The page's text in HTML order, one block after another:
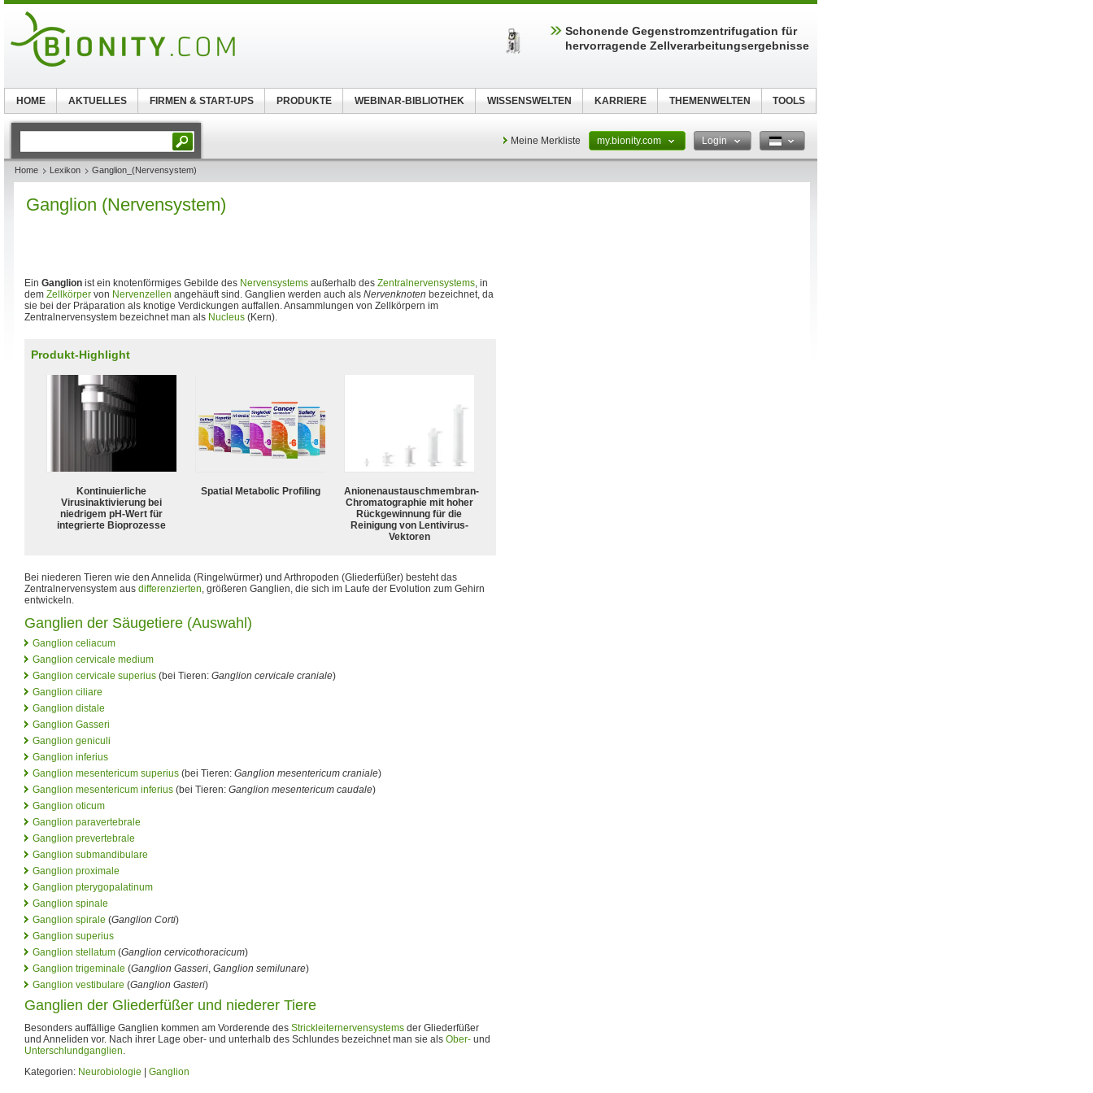
Meine Merkliste my.bionity.com Login
Home Lexikon Ganglion_(Nervensystem)
Ganglion (Nervensystem)
Ein Ganglion ist ein knotenförmiges Gebilde des Nervensystems außerhalb des Zentralnervensystems, in
dem Zellkörper von Nervenzellen angehäuft sind. Ganglien werden auch als Nervenknoten bezeichnet, da
sie bei der Präparation als knotige Verdickungen auffallen. Ansammlungen von Zellkörpern im
Zentralnervensystem bezeichnet man als Nucleus (Kern).
Produkt-Highlight
Kontinuierliche
Virusinaktivierung bei
niedrigem pH-Wert für
integrierte Bioprozesse
Spatial Metabolic Profiling
Anionenaustauschmembran-
Chromatographie mit hoher
Rückgewinnung für die
Reinigung von Lentivirus-
Vektoren
Bei niederen Tieren wie den Annelida (Ringelwürmer) und Arthropoden (Gliederfüßer) besteht das
Zentralnervensystem aus differenzierten, größeren Ganglien, die sich im Laufe der Evolution zum Gehirn
entwickeln.
Ganglien der Säugetiere (Auswahl)
Ganglion celiacum
Ganglion cervicale medium
Ganglion cervicale superius (bei Tieren: Ganglion cervicale craniale)
Ganglion ciliare
Ganglion distale
Ganglion Gasseri
Ganglion geniculi
Ganglion inferius
Ganglion mesentericum superius (bei Tieren: Ganglion mesentericum craniale)
Ganglion mesentericum inferius (bei Tieren: Ganglion mesentericum caudale)
Ganglion oticum
Ganglion paravertebrale
Ganglion prevertebrale
Ganglion submandibulare
Ganglion proximale
Ganglion pterygopalatinum
Ganglion spinale
Ganglion spirale (Ganglion Corti)
Ganglion superius
Ganglion stellatum (Ganglion cervicothoracicum)
Ganglion trigeminale (Ganglion Gasseri, Ganglion semilunare)
Ganglion vestibulare (Ganglion Gasteri)
Ganglien der Gliederfüßer und niederer Tiere
Besonders auffällige Ganglien kommen am Vorderende des Strickleiternervensystems der Gliederfüßer
und Anneliden vor. Nach ihrer Lage ober- und unterhalb des Schlundes bezeichnet man sie als Ober- und
Unterschlundganglien.
Kategorien: Neurobiologie Ganglion
Schonende Gegenstromzentrifugation für
hervorragende Zellverarbeitungsergebnisse
HOME AKTUELLES FIRMEN & START-UPS PRODUKTE WEBINAR-BIBLIOTHEK WISSENSWELTEN KARRIERE THEMENWELTEN TOOLS